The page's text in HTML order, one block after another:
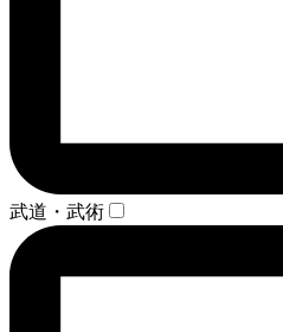
武道・武術